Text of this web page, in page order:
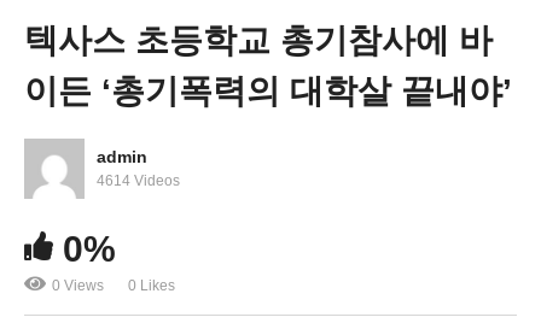
상 확정
텍사스 초등학교 총기참사에 바
이든 ‘총기폭력의 대학살 끝내야’
admin
4614 Videos
0%
0 Views 0 Likes